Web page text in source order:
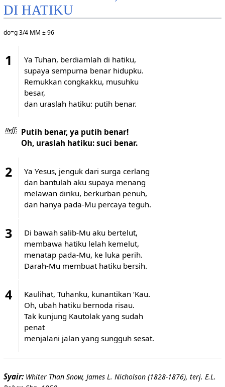
DI HATIKU
do=g 3/4 MM ± 96
1
Ya Tuhan, berdiamlah di hatiku,
supaya sempurna benar hidupku.
Remukkan congkakku, musuhku
besar,
dan uraslah hatiku: putih benar.
Reff: Putih benar, ya putih benar!
Oh, uraslah hatiku: suci benar.
2
Ya Yesus, jenguk dari surga cerlang
dan bantulah aku supaya menang
melawan diriku, berkurban penuh,
dan hanya pada-Mu percaya teguh.
3
Di bawah salib-Mu aku bertelut,
membawa hatiku lelah kemelut,
menatap pada-Mu, ke luka perih.
Darah-Mu membuat hatiku bersih.
4
Kaulihat, Tuhanku, kunantikan ‘Kau.
Oh, ubah hatiku bernoda risau.
Tak kunjung Kautolak yang sudah
penat
menjalani jalan yang sungguh sesat.
Syair: Whiter Than Snow, James L. Nicholson (1828-1876), terj. E.L.